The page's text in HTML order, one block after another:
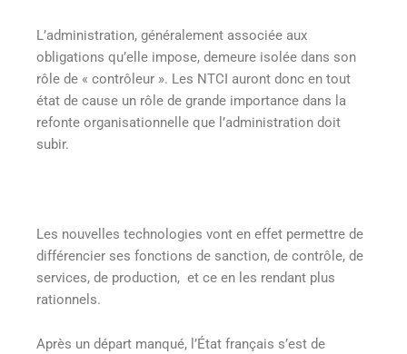
L’administration, généralement associée aux
obligations qu’elle impose, demeure isolée dans son
rôle de « contrôleur ». Les NTCI auront donc en tout
état de cause un rôle de grande importance dans la
refonte organisationnelle que l’administration doit
subir.
Les nouvelles technologies vont en effet permettre de
différencier ses fonctions de sanction, de contrôle, de
services, de production, et ce en les rendant plus
rationnels.
Après un départ manqué, l’État français s’est de